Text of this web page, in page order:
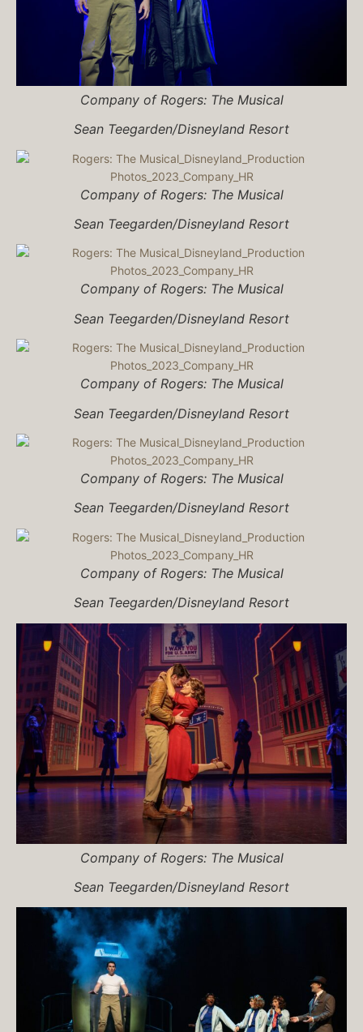
Company of Rogers: The Musical
Sean Teegarden/Disneyland Resort
Company of Rogers: The Musical
Sean Teegarden/Disneyland Resort
Company of Rogers: The Musical
Sean Teegarden/Disneyland Resort
Company of Rogers: The Musical
Sean Teegarden/Disneyland Resort
Company of Rogers: The Musical
Sean Teegarden/Disneyland Resort
Company of Rogers: The Musical
Sean Teegarden/Disneyland Resort
Company of Rogers: The Musical
Sean Teegarden/Disneyland Resort